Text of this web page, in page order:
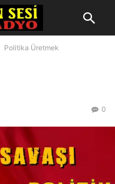
Politika Üretmek
0